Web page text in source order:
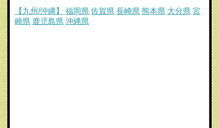
【九州/沖縄】 福岡県 佐賀県 長崎県 熊本県 大分県 宮
崎県 鹿児島県 沖縄県